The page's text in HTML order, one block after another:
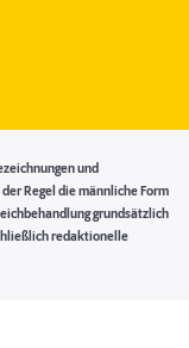
und
Regel die männliche Form
grundsätzlich
redaktionelle